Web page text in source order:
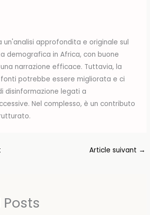
un'analisi approfondita e originale sul
demografica in Africa, con buone
narrazione efficace. Tuttavia, la
potrebbe essere migliorata e ci
disinformazione legati a
Nel complesso, è un contributo
Article suivant →